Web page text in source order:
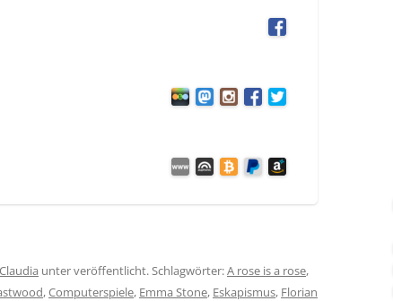
Claudia unter veröffentlicht. Schlagwörter:A rose is a rose,
,Computerspiele, Emma Stone, Eskapismus, Florian